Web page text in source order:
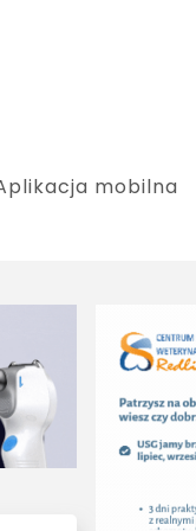
mobilna